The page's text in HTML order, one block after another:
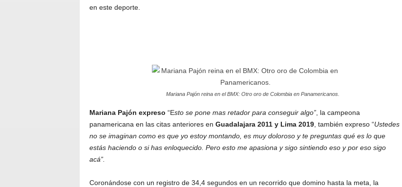
en este deporte.
Mariana Pajón reina en el BMX: Otro oro de Colombia en Panamericanos.
Mariana Pajón expreso “Esto se pone mas retador para conseguir algo”, la campeona
panamericana en las citas anteriores en Guadalajara 2011 y Lima 2019, también expreso “Ustedes
no se imaginan como es que yo estoy montando, es muy doloroso y te preguntas qué es lo que
estás haciendo o si has enloquecido. Pero esto me apasiona y sigo sintiendo eso y por eso sigo
acá”.
Coronándose con un registro de 34,4 segundos en un recorrido que domino hasta la meta, la